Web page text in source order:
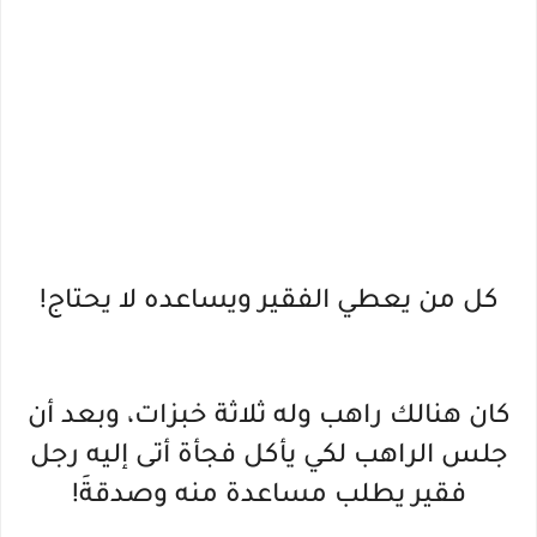
كل من يعطي الفقير ويساعده لا يحتاج!
كان هنالك راهب وله ثلاثة خبزات، وبعد أن
جلس الراهب لكي يأكل فجأة أتى إليه رجل
فقير يطلب مساعدة منه وصدقةَ!